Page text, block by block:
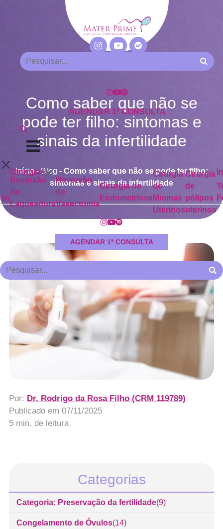
AGENDAR 1ª CONSULTA
Cirurgias
Reversão
de
Laqueadura
Reversão
de
Vasectomia
Cirurgia de
Endometriose
Cirurgia
de
Miomas
Uterinos
Cirurgia
de
pólipos
uterinos
AGENDAR 1ª CONSULTA
Como saber que não se
pode ter filho: sintomas e
sinais da infertilidade
Início-Blog - Como saber que não se pode ter filho:
sintomas e sinais da infertilidade
Por: Dr. Rodrigo da Rosa Filho (CRM 119789)
Publicado em 07/11/2025
5 min. de leitura
Categorias
Categoria: Preservação da fertilidade(9)
Congelamento de Óvulos(14)